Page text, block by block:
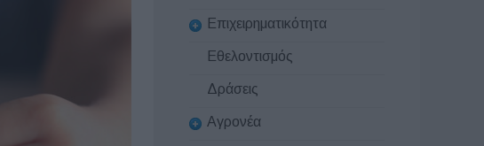
Επιχειρηματικότητα
Εθελοντισμός
Δράσεις
Αγρονέα